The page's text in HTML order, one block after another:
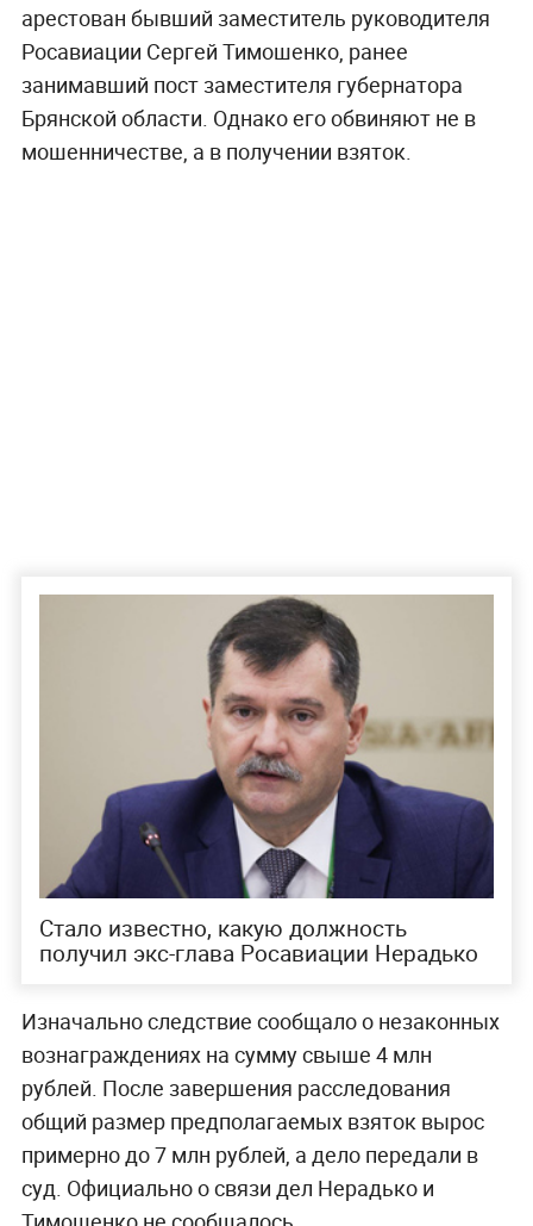
арестован бывший заместитель руководителя
Росавиации Сергей Тимошенко, ранее
занимавший пост заместителя губернатора
Брянской области. Однако его обвиняют не в
мошенничестве, а в получении взяток.
Стало известно, какую должность
получил экс-глава Росавиации Нерадько
Изначально следствие сообщало о незаконных
вознаграждениях на сумму свыше 4 млн
рублей. После завершения расследования
общий размер предполагаемых взяток вырос
примерно до 7 млн рублей, а дело передали в
суд. Официально о связи дел Нерадько и